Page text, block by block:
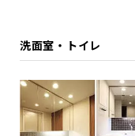
洗面室・トイレ